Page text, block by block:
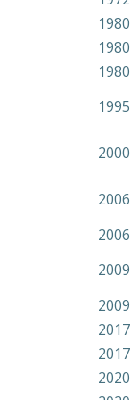
1980
1980
1980
1995
2000
2006
2006
2009
2009
2017
2017
2020